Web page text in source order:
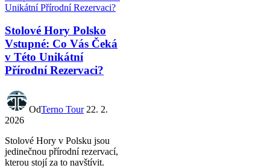
Stolové Hory Polsko
Vstupné: Co Vás Čeká
v Této Unikátní
Přírodní Rezervaci?
OdTerno Tour 22. 2.
2026
Stolové Hory v Polsku jsou
jedinečnou přírodní rezervací,
kterou stojí za to navštívit.